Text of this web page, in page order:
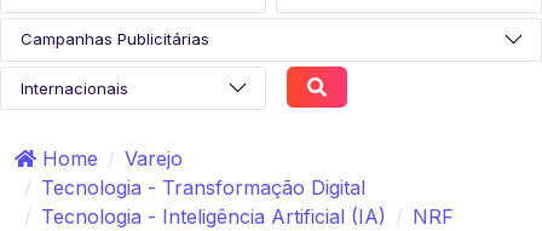
Home
Varejo
Tecnologia - Transformação Digital
Tecnologia - Inteligência Artificial (IA)
NRF